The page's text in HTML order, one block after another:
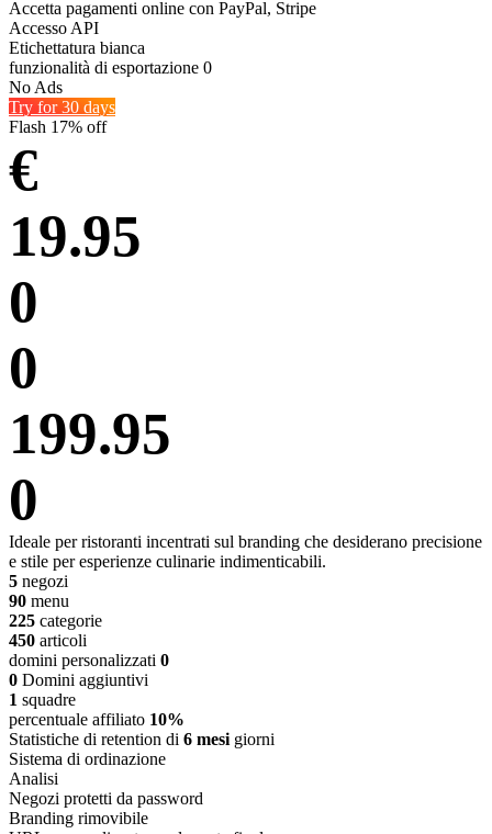
Accetta pagamenti online con PayPal, Stripe
Accesso API
Etichettatura bianca
funzionalità di esportazione 0
No Ads
Try for 30 days
Flash 17% off
€
19.95
0
0
199.95
0
Ideale per ristoranti incentrati sul branding che desiderano precisione
e stile per esperienze culinarie indimenticabili.
5 negozi
90 menu
225 categorie
450 articoli
domini personalizzati 0
0 Domini aggiuntivi
1 squadre
percentuale affiliato 10%
Statistiche di retention di 6 mesi giorni
Sistema di ordinazione
Analisi
Negozi protetti da password
Branding rimovibile